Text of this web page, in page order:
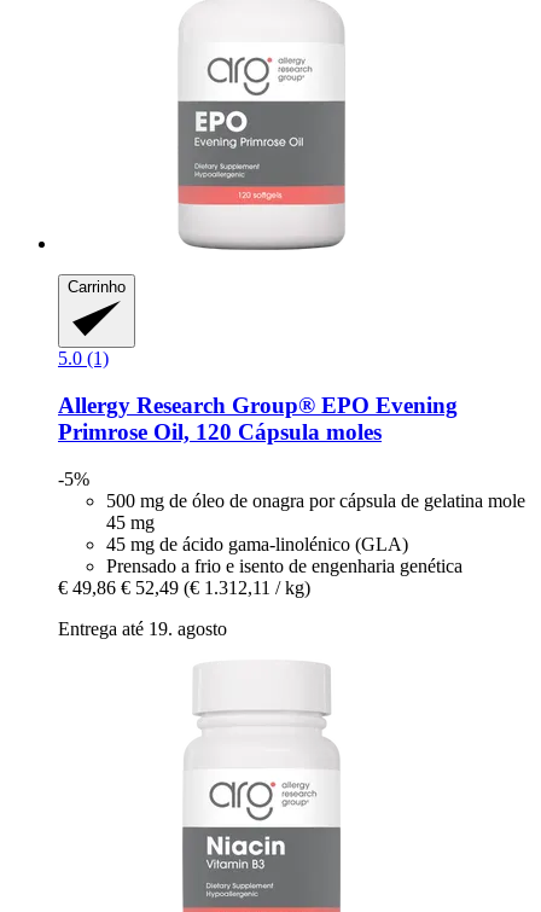
Carrinho
5.0 (1)
Allergy Research Group® EPO Evening
Primrose Oil, 120 Cápsula moles
-5%
500 mg de óleo de onagra por cápsula de gelatina mole
45 mg
45 mg de ácido gama-linolénico (GLA)
Prensado a frio e isento de engenharia genética
€ 49,86 € 52,49 (€ 1.312,11 / kg)
Entrega até 19. agosto